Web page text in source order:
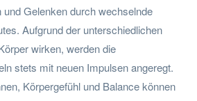
und Gelenken durch wechselnde
Aufgrund der unterschiedlichen
wirken, werden die
stets mit neuen Impulsen angeregt.
Körpergefühl und Balance können